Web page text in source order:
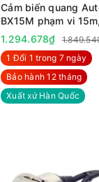
Cảm biến quang
BX15M phạm vi
1.294.678₫
1 Đổi 1 trong 7 ngày
Bảo hành 12 tháng
Xuất xứ Hàn Quốc